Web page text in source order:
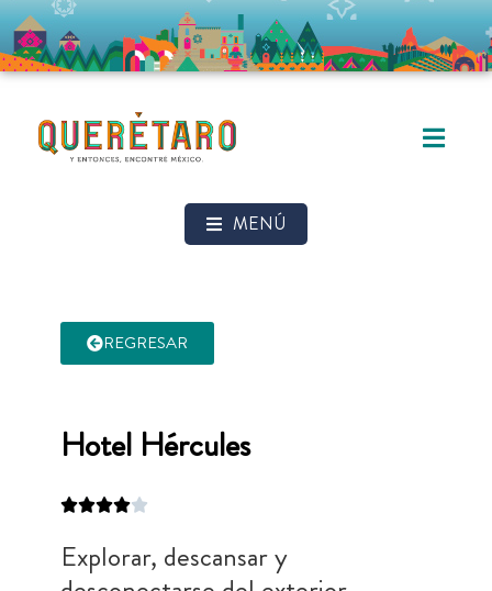
MENÚ
REGRESAR
Hotel Hércules
Explorar, descansar y